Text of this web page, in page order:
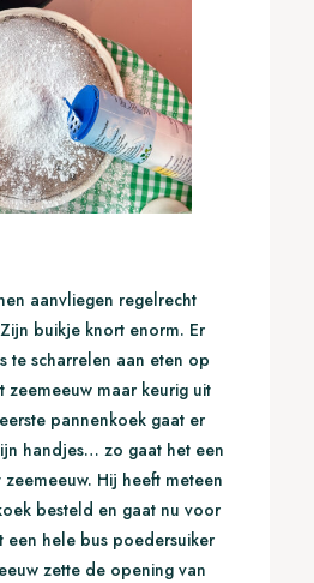
aanvliegen regelrecht
buikje knort enorm. Er
te scharrelen aan eten op
zeemeeuw maar keurig uit
pannenkoek gaat er
handjes… zo gaat het een
Hij heeft meteen
besteld en gaat nu voor
een hele bus poedersuiker
zette de opening van